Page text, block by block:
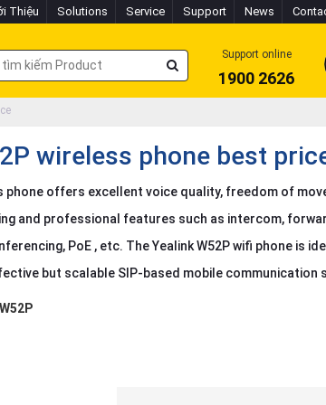
Thiệu Solutions Service Support News
Support online
1900 2626
wireless phone best
phone offers excellent voice quality, freedom of
and professional features such as intercom,
PoE , etc. The Yealink W52P wifi phone is
but scalable SIP-based mobile communication